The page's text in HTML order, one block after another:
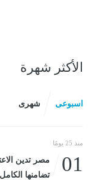
الأكثر شهرة
اسبوعى شهرى
منذ 25 يومًا
01
مصر تدين
تضامنها